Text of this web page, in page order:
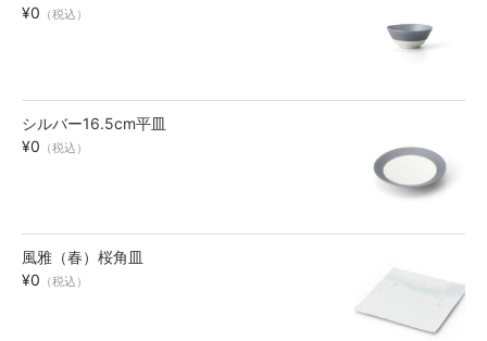
¥0 （税込）
シルバー16.5cm平皿
¥0 （税込）
風雅（春）桜角皿
¥0 （税込）